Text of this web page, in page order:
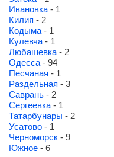
Ивановка - 1
Килия - 2
Кодыма - 1
Кулевча - 1
Любашевка - 2
Одесса - 94
Песчаная - 1
Раздельная - 3
Саврань - 2
Сергеевка - 1
Татарбунары - 2
Усатово - 1
Черноморск - 9
Южное - 6